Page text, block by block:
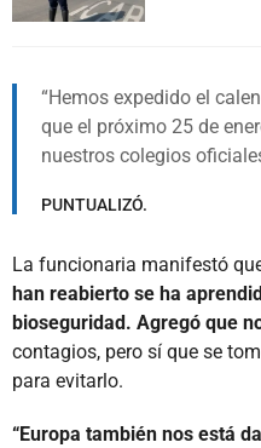
Hemos expedido el
que el próximo 25 de
nuestros colegios
PUNTUALIZÓ.
La funcionaria manifestó
han reabierto se ha
bioseguridad. Agregó que
contagios, pero sí que se
para evitarlo.
“Europa también nos está